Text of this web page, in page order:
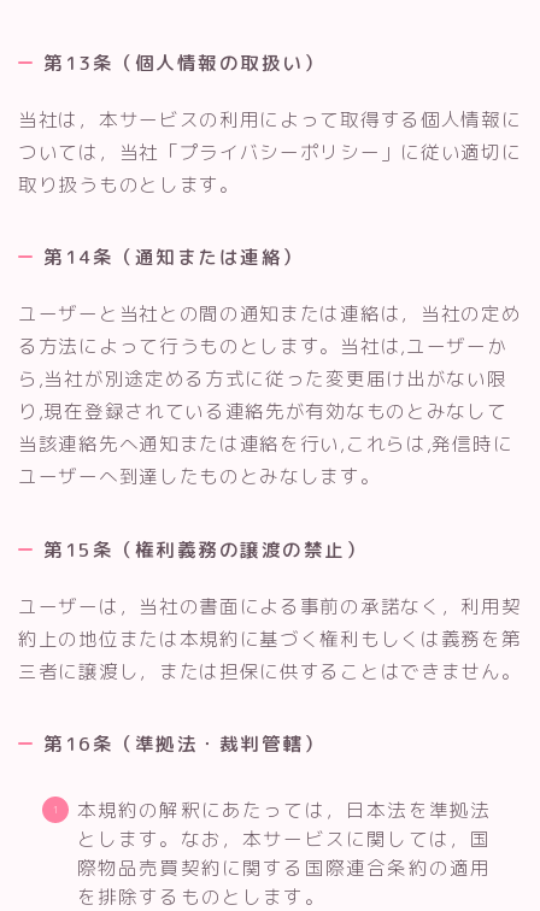
第13条（個人情報の取扱い）
当社は，本サービスの利用によって取得する個人情報に
ついては，当社「プライバシーポリシー」に従い適切に
取り扱うものとします。
第14条（通知または連絡）
ユーザーと当社との間の通知または連絡は，当社の定め
る方法によって行うものとします。当社は,ユーザーか
ら,当社が別途定める方式に従った変更届け出がない限
り,現在登録されている連絡先が有効なものとみなして
当該連絡先へ通知または連絡を行い,これらは,発信時に
ユーザーへ到達したものとみなします。
第15条（権利義務の譲渡の禁止）
ユーザーは，当社の書面による事前の承諾なく，利用契
約上の地位または本規約に基づく権利もしくは義務を第
三者に譲渡し，または担保に供することはできません。
第16条（準拠法・裁判管轄）
本規約の解釈にあたっては，日本法を準拠法
とします。なお，本サービスに関しては，国
際物品売買契約に関する国際連合条約の適用
を排除するものとします。